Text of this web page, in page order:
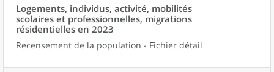
Logements, individus, activité, mobilités
scolaires et professionnelles, migrations
résidentielles en 2023
Recensement de la population - Fichier détail